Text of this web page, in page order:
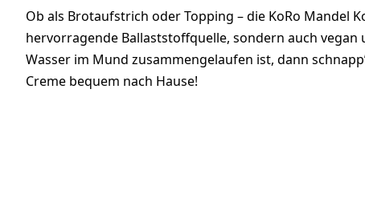
Ob als Brotaufstrich oder Topping – die KoRo Mandel
hervorragende Ballaststoffquelle, sondern auch
Wasser im Mund zusammengelaufen ist, dann
Creme bequem nach Hause!